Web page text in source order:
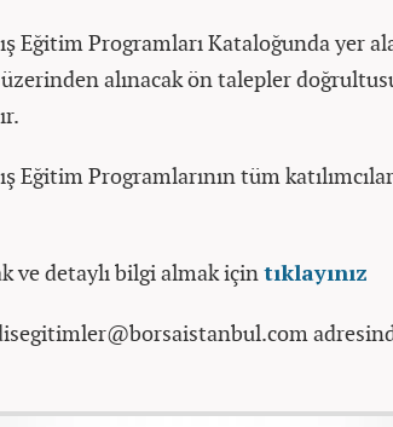
Eğitim Programları Kataloğunda yer
alınacak ön talepler
Eğitim Programlarının tüm
ve detaylı bilgi almak içintıklayınız